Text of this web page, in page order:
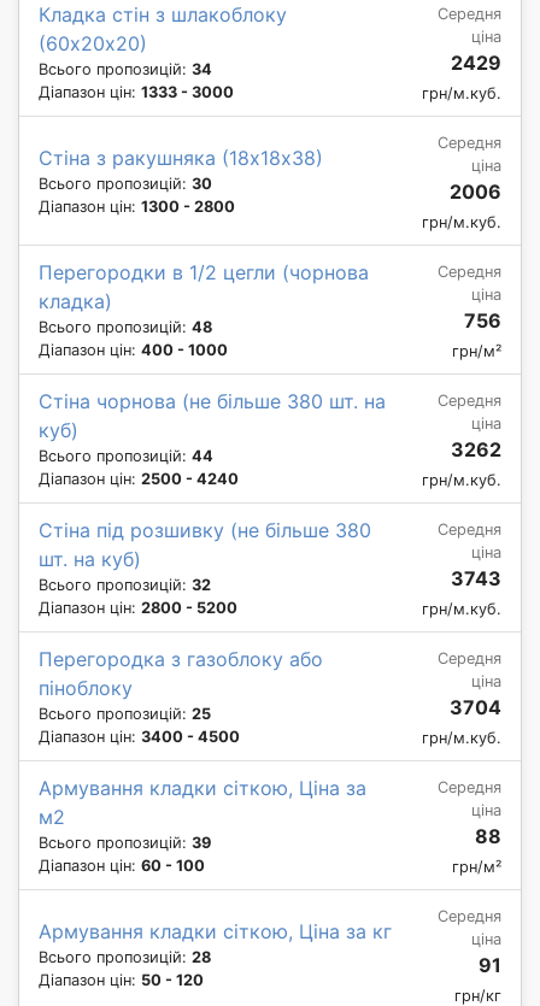
Кладка стін з шлакоблоку
(60х20х20)
Всього пропозицій: 34
Діапазон цін: 1333 - 3000
Середня
ціна
2429
грн/м.куб.
Стіна з ракушняка (18х18х38)
Всього пропозицій: 30
Діапазон цін: 1300 - 2800
Середня
ціна
2006
грн/м.куб.
Перегородки в 1/2 цегли (чорнова
кладка)
Всього пропозицій: 48
Діапазон цін: 400 - 1000
Середня
ціна
756
грн/м²
Стіна чорнова (не більше 380 шт. на
куб)
Всього пропозицій: 44
Діапазон цін: 2500 - 4240
Середня
ціна
3262
грн/м.куб.
Стіна під розшивку (не більше 380
шт. на куб)
Всього пропозицій: 32
Діапазон цін: 2800 - 5200
Середня
ціна
3743
грн/м.куб.
Перегородка з газоблоку або
піноблоку
Всього пропозицій: 25
Діапазон цін: 3400 - 4500
Середня
ціна
3704
грн/м.куб.
Армування кладки сіткою, Ціна за
м2
Всього пропозицій: 39
Діапазон цін: 60 - 100
Середня
ціна
88
грн/м²
Армування кладки сіткою, Ціна за кг
Всього пропозицій: 28
Діапазон цін: 50 - 120
Середня
ціна
91
грн/кг